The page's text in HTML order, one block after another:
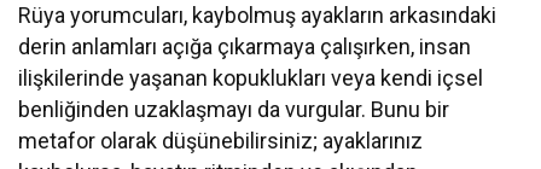
Rüya yorumcuları, kaybolmuş ayakların arkasındaki
derin anlamları açığa çıkarmaya çalışırken, insan
ilişkilerinde yaşanan kopuklukları veya kendi içsel
benliğinden uzaklaşmayı da vurgular. Bunu bir
metafor olarak düşünebilirsiniz; ayaklarınız